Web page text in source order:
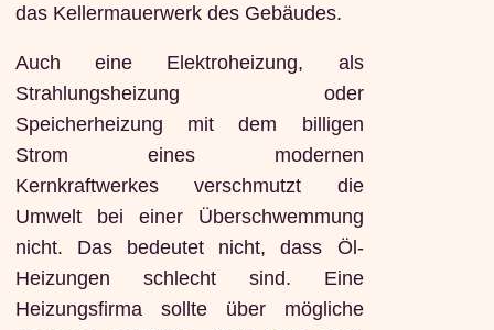
das Kellermauerwerk des Gebäudes.
Auch eine Elektroheizung, als
Strahlungsheizung oder
Speicherheizung mit dem billigen
Strom eines modernen
Kernkraftwerkes verschmutzt die
Umwelt bei einer Überschwemmung
nicht. Das bedeutet nicht, dass Öl-
Heizungen schlecht sind. Eine
Heizungsfirma sollte über mögliche